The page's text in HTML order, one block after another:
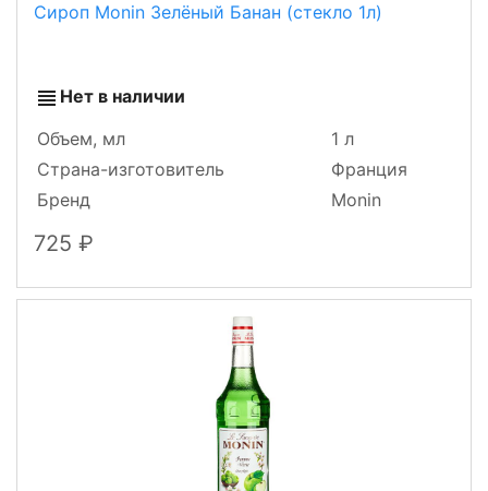
Сироп Monin Зелёный Банан (стекло 1л)
Нет в наличии
Объем, мл
1 л
Страна-изготовитель
Франция
Бренд
Monin
725